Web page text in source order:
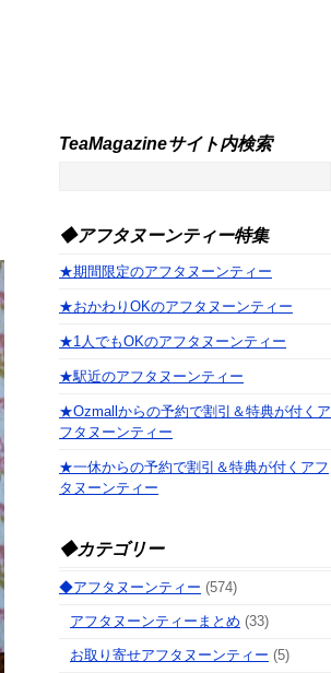
TeaMagazineサイト内検索
◆アフタヌーンティー特集
★期間限定のアフタヌーンティー
★おかわりOKのアフタヌーンティー
★1人でもOKのアフタヌーンティー
★駅近のアフタヌーンティー
★Ozmallからの予約で割引＆特典が付くア
フタヌーンティー
★一休からの予約で割引＆特典が付くアフ
タヌーンティー
◆カテゴリー
◆アフタヌーンティー (574)
アフタヌーンティーまとめ (33)
お取り寄せアフタヌーンティー (5)